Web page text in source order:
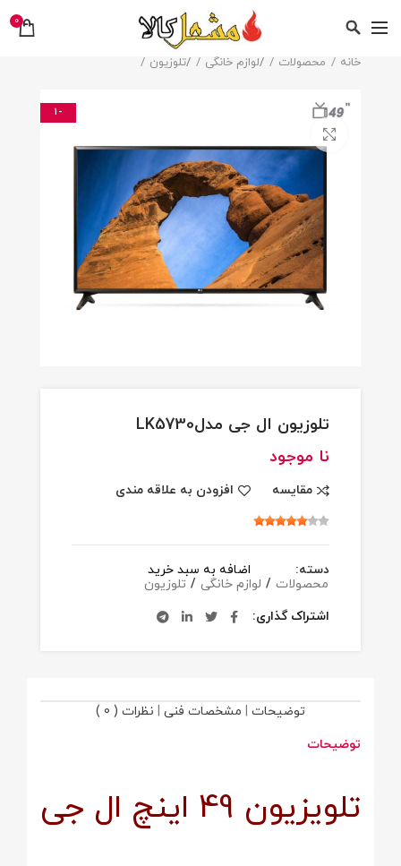
0
خانه محصولات /لوازم خانگی /تلوزیون
-1
تلوزیون ال جی مدلLK5730
نا موجود
مقایسه افزودن به علاقه مندی
اضافه به سبد خرید
دسته:
محصولات / لوازم خانگی / تلوزیون
اشتراک گذاری
توضیحات | مشخصات فنی | نظرات ( 0 )
توضیحات
تلویزیون 49 اینچ ال جی